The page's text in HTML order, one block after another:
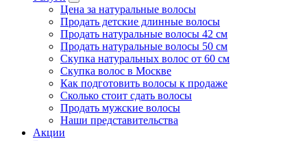
Цена за натуральные волосы
Продать детские длинные волосы
Продать натуральные волосы 42 см
Продать натуральные волосы 50 см
Скупка натуральных волос от 60 см
Скупка волос в Москве
Как подготовить волосы к продаже
Сколько стоит сдать волосы
Продать мужские волосы
Наши представительства
Акции